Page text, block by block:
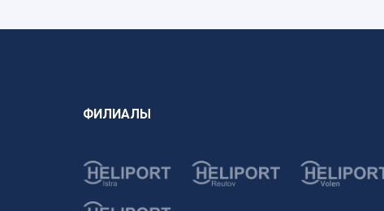
ФИЛИАЛЫ